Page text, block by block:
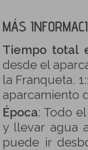
MÁS
Tiempo total
desde el
la Franqueta.
aparcamiento
Época: Todo
y llevar agua
puede ir